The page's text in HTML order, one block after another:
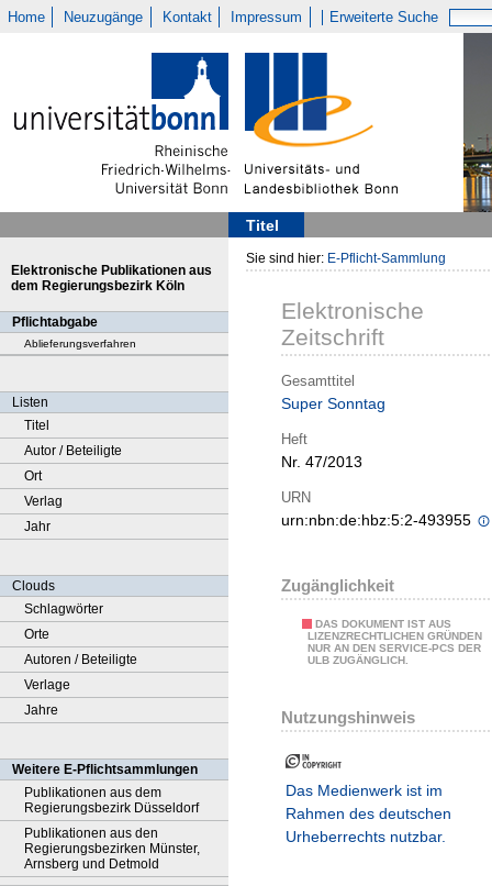
Home Neuzugänge Kontakt Impressum Erweiterte Suche
Titel
Elektronische Publikationen aus
dem Regierungsbezirk Köln
Pflichtabgabe
Ablieferungsverfahren
Listen
Titel
Autor / Beteiligte
Ort
Verlag
Jahr
Clouds
Schlagwörter
Orte
Autoren / Beteiligte
Verlage
Jahre
Weitere E-Pflichtsammlungen
Publikationen aus dem
Regierungsbezirk Düsseldorf
Publikationen aus den
Regierungsbezirken Münster,
Arnsberg und Detmold
Sie sind hier: E-Pflicht-Sammlung
Elektronische
Zeitschrift
Gesamttitel
Super Sonntag
Heft
Nr. 47/2013
URN
urn:nbn:de:hbz:5:2-493955
Zugänglichkeit
DAS DOKUMENT IST AUS
LIZENZRECHTLICHEN GRÜNDEN
NUR AN DEN SERVICE-PCS DER
ULB ZUGÄNGLICH.
Nutzungshinweis
Das Medienwerk ist im
Rahmen des deutschen
Urheberrechts nutzbar.